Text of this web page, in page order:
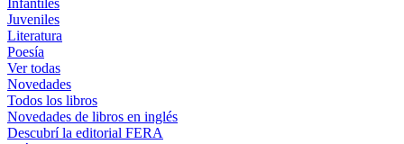
Infantiles
Juveniles
Literatura
Poesía
Ver todas
Novedades
Todos los libros
Novedades de libros en inglés
Descubrí la editorial FERA